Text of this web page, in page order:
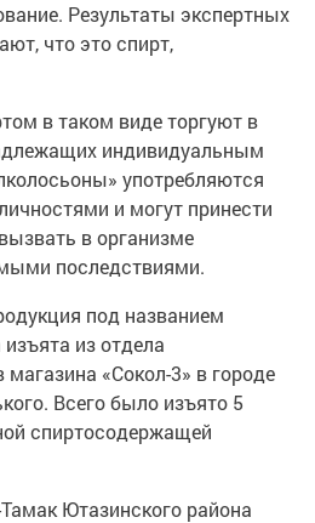
Результаты экспертных
что это спирт,
в таком виде торгуют в
индивидуальным
употребляются
и могут принести
в организме
последствиями.
под названием
из отдела
«Сокол-3» в городе
Всего было изъято 5
спиртосодержащей
Ютазинского района